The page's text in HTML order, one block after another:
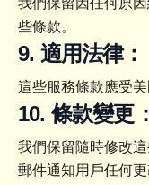
我們保留因任何原
些條款。
9. 適用法律：
這些服務條款應受
10. 條款變更：
我們保留隨時修改
郵件通知用戶任何